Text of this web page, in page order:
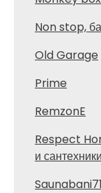
Non stop,
Old Garage
Prime
RemzonE
Respect
и сантехники